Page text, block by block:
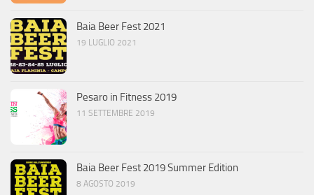
Baia Beer Fest 2021
19 LUGLIO 2021
Pesaro in Fitness 2019
11 SETTEMBRE 2019
Baia Beer Fest 2019 Summer Edition
8 AGOSTO 2019